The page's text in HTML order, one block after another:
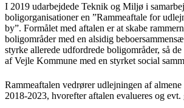
I 2019 udarbejdede Teknik og Miljø i
boligorganisationer en ”Rammeaftale for
by”. Formålet med aftalen er at skabe
boligområder med en alsidig
styrke allerede udfordrede boligområder, så
af Vejle Kommune med en styrket social
Rammeaftalen vedrører udlejningen af
2018-2023, hvorefter aftalen evalueres og evt.